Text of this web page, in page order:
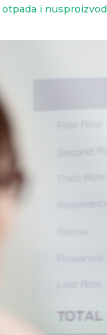
otpada i